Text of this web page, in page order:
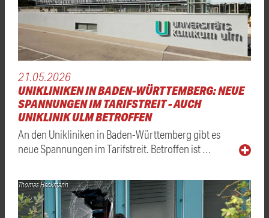
21.05.2026
UNIKLINIKEN IN BADEN-WÜRTTEMBERG: NEUE
SPANNUNGEN IM TARIFSTREIT - AUCH
UNIKLINIK ULM BETROFFEN
An den Unikliniken in Baden-Württemberg gibt es
neue Spannungen im Tarifstreit. Betroffen ist …
Thomas Heckmann